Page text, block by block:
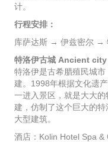
计。
行程安排：
库萨达斯 → 伊兹密尔 →
特洛伊古城 Ancient
特洛伊是古希腊殖民城
建。1998年根据文化遗
一进入景区，就是大大
建，仿制了这个巨大的
大型建筑。
酒店：Kolin Hotel Spa